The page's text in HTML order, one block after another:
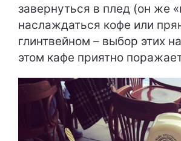
завернуться в плед (он же
наслаждаться кофе или
глинтвейном – выбор этих
этом кафе приятно